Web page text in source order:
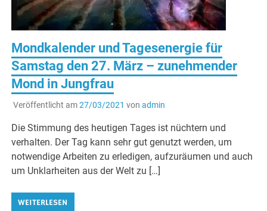
Mondkalender und Tagesenergie für
Samstag den 27. März – zunehmender
Mond in Jungfrau
Veröffentlicht am27/03/2021 von admin
Die Stimmung des heutigen Tages ist nüchtern und
verhalten. Der Tag kann sehr gut genutzt werden, um
notwendige Arbeiten zu erledigen, aufzuräumen und auch
um Unklarheiten aus der Welt zu […]
WEITERLESEN